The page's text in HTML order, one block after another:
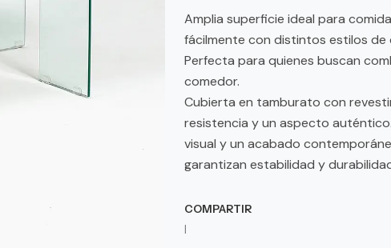
Amplia superficie ideal para
fácilmente con distintos estilos
Perfecta para quienes buscan
comedor.
Cubierta en tamburato con
resistencia y un aspecto
visual y un acabado
garantizan estabilidad y
COMPARTIR
|